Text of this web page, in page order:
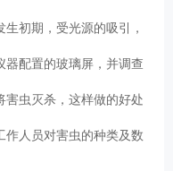
期，受光源的吸引，
配置的玻璃屏，并调查
虫灭杀，这样做的好处
工作人员对害虫的种类及数